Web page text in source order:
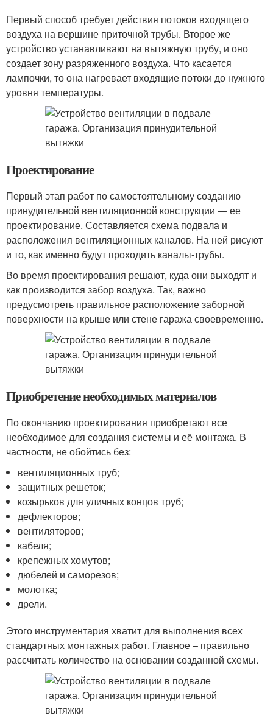
Первый способ требует действия потоков входящего
воздуха на вершине приточной трубы. Второе же
устройство устанавливают на вытяжную трубу, и оно
создает зону разряженного воздуха. Что касается
лампочки, то она нагревает входящие потоки до нужного
уровня температуры.
Проектирование
Первый этап работ по самостоятельному созданию
принудительной вентиляционной конструкции — ее
проектирование. Составляется схема подвала и
расположения вентиляционных каналов. На ней рисуют
и то, как именно будут проходить каналы-трубы.
Во время проектирования решают, куда они выходят и
как производится забор воздуха. Так, важно
предусмотреть правильное расположение заборной
поверхности на крыше или стене гаража своевременно.
Приобретение необходимых материалов
По окончанию проектирования приобретают все
необходимое для создания системы и её монтажа. В
частности, не обойтись без:
вентиляционных труб;
защитных решеток;
козырьков для уличных концов труб;
дефлекторов;
вентиляторов;
кабеля;
крепежных хомутов;
дюбелей и саморезов;
молотка;
дрели.
Этого инструментария хватит для выполнения всех
стандартных монтажных работ. Главное – правильно
рассчитать количество на основании созданной схемы.